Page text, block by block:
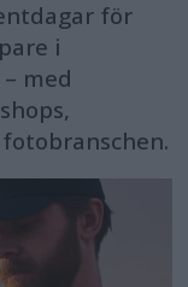
för
i
med